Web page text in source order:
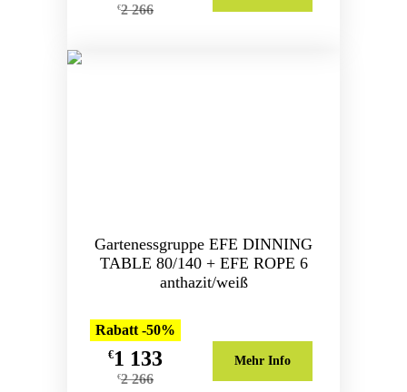
€2 266
Gartenessgruppe EFE DINNING
TABLE 80/140 + EFE ROPE 6
anthazit/weiß
Rabatt -50%
€1 133
€2 266
Mehr Info